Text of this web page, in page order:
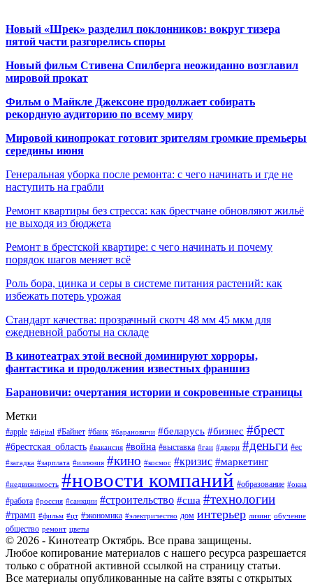
Новый «Шрек» разделил поклонников: вокруг тизера
пятой части разгорелись споры
Новый фильм Стивена Спилберга неожиданно возглавил
мировой прокат
Фильм о Майкле Джексоне продолжает собирать
рекордную аудиторию по всему миру
Мировой кинопрокат готовит зрителям громкие премьеры
середины июня
Генеральная уборка после ремонта: с чего начинать и где не
наступить на грабли
Ремонт квартиры без стресса: как брестчане обновляют жильё
не выходя из бюджета
Ремонт в брестской квартире: с чего начинать и почему
порядок шагов меняет всё
Роль бора, цинка и серы в системе питания растений: как
избежать потерь урожая
Стандарт качества: прозрачный скотч 48 мм 45 мкм для
ежедневной работы на складе
В кинотеатрах этой весной доминируют хорроры,
фантастика и продолжения известных франшиз
Барановичи: очертания истории и сокровенные страницы
Метки
#apple #digital #Байнет #банк #барановичи #беларусь #бизнес #брест
#брестская_область #вакансия #война #выставка #гаи #двери #деньги #ес
#загадка #зарплата #иллюзия #кино #космос #кризис #маркетинг
#недвижимость #новости компаний #образование #окна
#работа #россия #санкции #строительство #сша #технологии
#трамп #фильм #цт #экономика #электричество дом интерьер лизинг обучение
общество ремонт цветы
© 2026 - Кинотеатр Октябрь. Все права защищены.
Любое копирование материалов с нашего ресурса разрешается
только с обратной активной ссылкой на страницу статьи.
Все материалы опубликованные на сайте взяты с открытых